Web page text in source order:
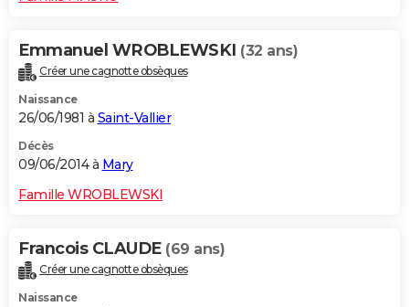
Emmanuel WROBLEWSKI (32 ans)
Créer une cagnotte obsèques
Naissance
26/06/1981 à Saint-Vallier
Décès
09/06/2014 à Mary
Famille WROBLEWSKI
Francois CLAUDE (69 ans)
Créer une cagnotte obsèques
Naissance